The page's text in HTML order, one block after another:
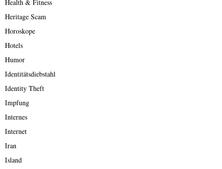
Health & Fitness
Heritage Scam
Horoskope
Hotels
Humor
Identitätsdiebstahl
Identity Theft
Impfung
Internes
Internet
Iran
Island